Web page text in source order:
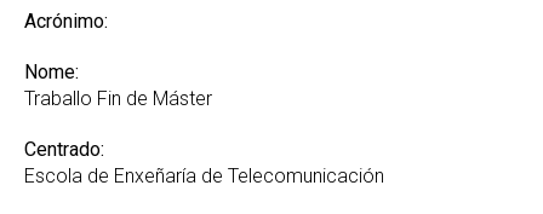
Acrónimo:
Nome:
Traballo Fin de Máster
Centrado:
Escola de Enxeñaría de Telecomunicación